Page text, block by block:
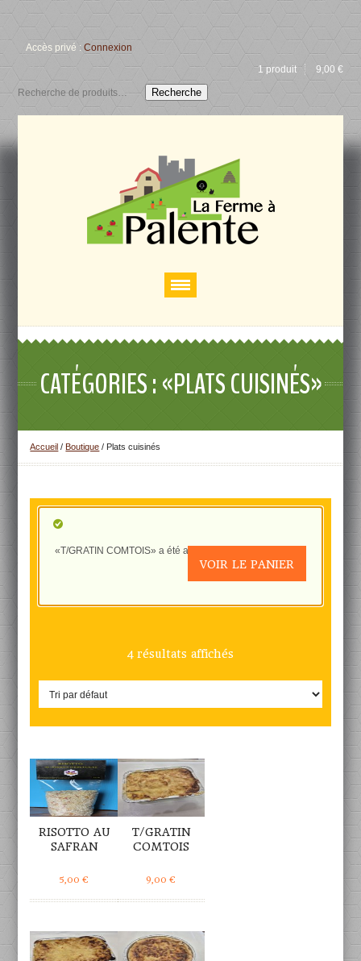
Accès privé :Connexion
1 produit
9,00 €
Recherche
CATÉGORIES : «PLATS CUISINÉS»
Accueil / Boutique / Plats cuisinés
«T/GRATIN COMTOIS» a été ajouté à votre panier.
VOIR LE PANIER
4 résultats affichés
RISOTTO AU
SAFRAN
5,00€
T/GRATIN
COMTOIS
9,00€